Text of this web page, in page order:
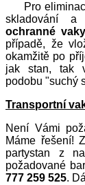
Pro eliminaci
skladování
ochranné vaky
případě, že
okamžitě po
jak stan, tak
podobu "suchý
Transportní
Není Vámi
Máme řešení!
partystan z
požadované
777 259 525.